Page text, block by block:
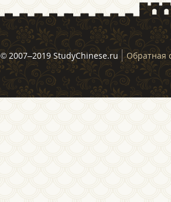
© 2007–2019 StudyChinese.ru Обратная